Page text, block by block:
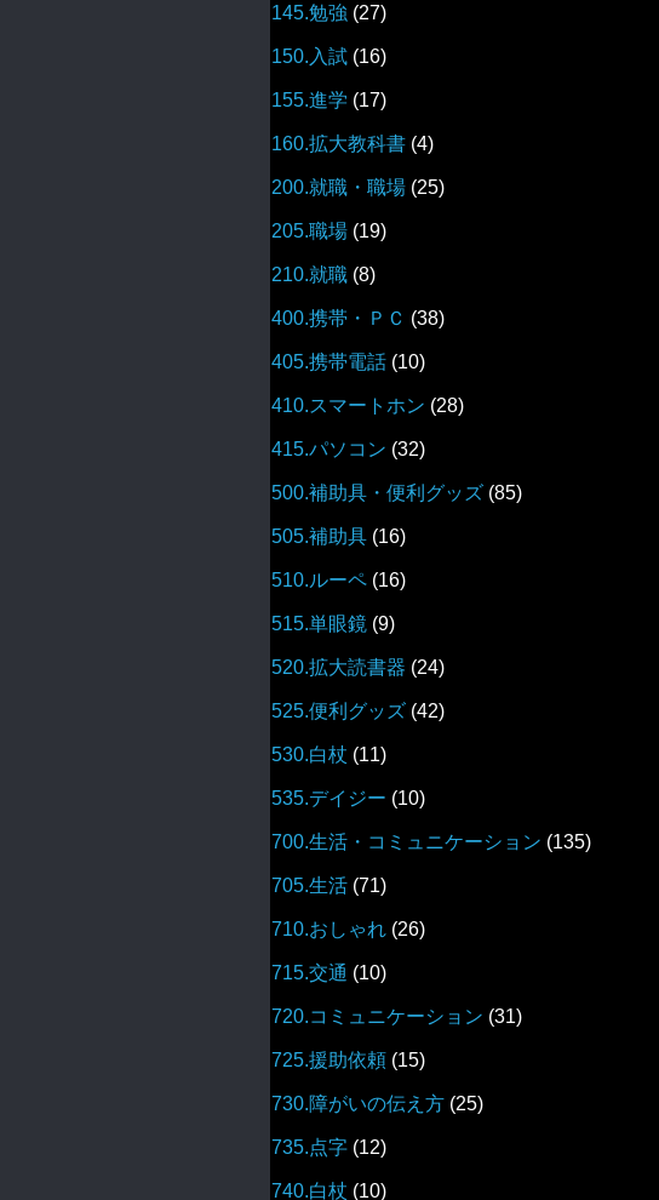
145.勉強 (27)
150.入試 (16)
155.進学 (17)
160.拡大教科書 (4)
200.就職・職場 (25)
205.職場 (19)
210.就職 (8)
400.携帯・ＰＣ (38)
405.携帯電話 (10)
410.スマートホン (28)
415.パソコン (32)
500.補助具・便利グッズ (85)
505.補助具 (16)
510.ルーペ (16)
515.単眼鏡 (9)
520.拡大読書器 (24)
525.便利グッズ (42)
530.白杖 (11)
535.デイジー (10)
700.生活・コミュニケーション (135)
705.生活 (71)
710.おしゃれ (26)
715.交通 (10)
720.コミュニケーション (31)
725.援助依頼 (15)
730.障がいの伝え方 (25)
735.点字 (12)
740.白杖 (10)